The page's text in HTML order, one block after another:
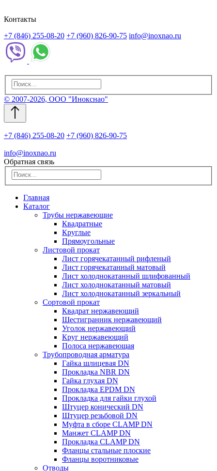
Контакты
+7 (846) 255-08-20 +7 (960) 826-90-75 info@inoxnao.ru
© 2007-2026, ООО "Инокснао"
+7 (846) 255-08-20 +7 (960) 826-90-75
info@inoxnao.ru
Обратная связь
Главная
Каталог
Трубы нержавеющие
Квадратные
Круглые
Прямоугольные
Листовой прокат
Лист горячекатанный рифленый
Лист горячекатанный матовый
Лист холоднокатанный шлифованный
Лист холоднокатанный матовый
Лист холоднокатанный зеркальный
Сортовой прокат
Квадрат нержавеющий
Шестигранник нержавеющий
Уголок нержавеющий
Круг нержавеющий
Полоса нержавеющая
Трубопроводная арматура
Гайка шлицевая DN
Прокладка NBR DN
Гайка глухая DN
Прокладка EPDM DN
Прокладка для гайки глухой
Штуцер конический DN
Штуцер резьбовой DN
Муфта в сборе CLAMP DN
Манжет CLAMP DN
Прокладка CLAMP DN
Фланцы стальные плоские
Фланцы воротниковые
Отводы